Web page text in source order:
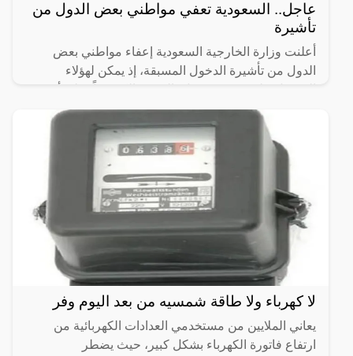
عاجل.. السعودية تعفي مواطني بعض الدول من
تأشيرة
أعلنت وزارة الخارجية السعودية إعفاء مواطني بعض
الدول من تأشيرة الدخول المسبقة، إذ يمكن لهؤلاء
ترسل الموافقة
لا كهرباء ولا طاقة شمسيه من بعد اليوم وفر
يعاني الملايين من مستخدمي العدادات الكهربائية من
ارتفاع فاتورة الكهرباء بشكل كبير، حيث يضطر